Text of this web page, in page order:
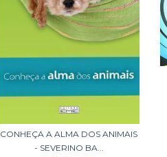
CONHEÇA A ALMA DOS ANIMAIS
- SEVERINO BA...